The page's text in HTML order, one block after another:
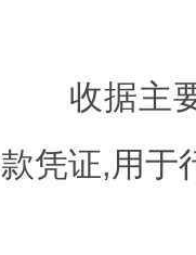
收据主要
款凭证,用于